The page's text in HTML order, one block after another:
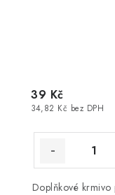
34,82 Kč bez DPH
39 Kč
Doplňkové